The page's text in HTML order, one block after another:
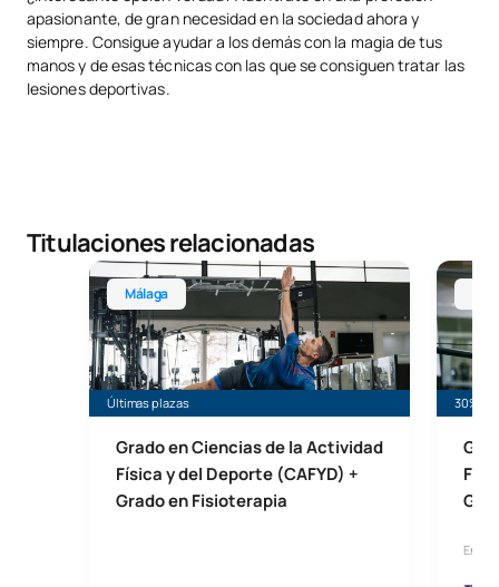
apasionante, de gran necesidad en la sociedad ahora y
siempre. Consigue ayudar a los demás con la magia de tus
manos y de esas técnicas con las que se consiguen tratar las
lesiones deportivas.
Titulaciones relacionadas
Málaga
Últimas plazas
Grado en Ciencias de la Actividad
Física y del Deporte (CAFYD) +
Grado en Fisioterapia
Grado en Ciencias de la Actividad Física y del
30% de
En
Grado